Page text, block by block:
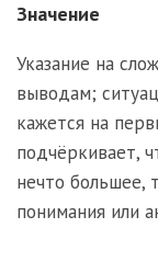
Значение
Указание на
выводам;
кажется на
подчёркивает,
нечто большее,
понимания или